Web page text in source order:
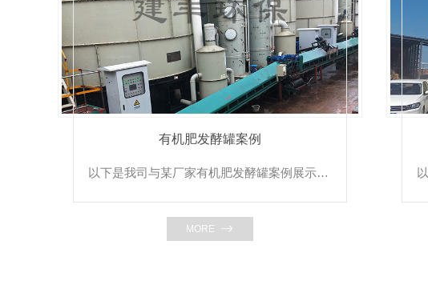
有机肥发酵罐案例
以下是我司与某厂家有机肥发酵罐案例展示有机肥发酵罐是处理畜禽粪便、餐余垃圾、生活污泥等有机肥废弃物的成套设备。通过高温好氧发酵，利用微生物的活性、对废弃物中的有机质进行生物分解、腐熟、使有机废弃物转化...
MORE